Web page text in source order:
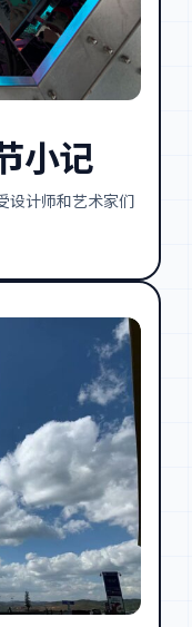
小记
设计师和艺术家们